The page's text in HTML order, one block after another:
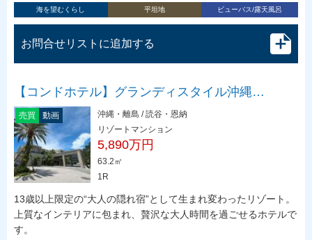
海を望むくらし 平坦地 ビューバス/露天風呂
お問合せリストに追加する
【コンドホテル】グランディスタイル沖縄…
売買 動画
沖縄・離島 / 読谷・恩納
リゾートマンション
5,890万円
63.2㎡
1R
13歳以上限定の“大人の隠れ宿”として生まれ変わったリゾート。
上質なインテリアに包まれ、贅沢な大人時間を過ごせるホテルで
す。